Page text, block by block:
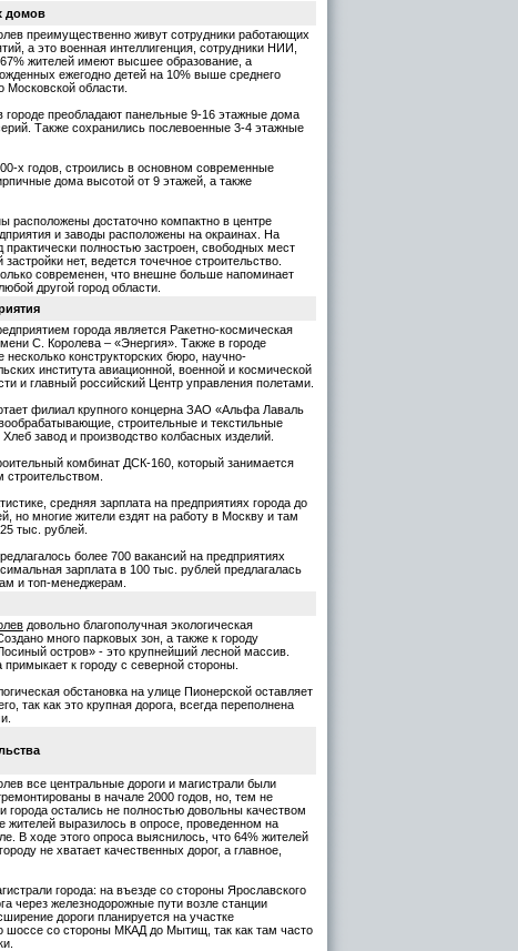
домов
преимущественно живут сотрудники работающих
а это военная интеллигенция, сотрудники НИИ,
жителей имеют высшее образование, а
ежегодно детей на 10% выше среднего
Московской области.
городе преобладают панельные 9-16 этажные дома
Также сохранились послевоенные 3-4 этажные
х годов, строились в основном современные
дома высотой от 9 этажей, а также
расположены достаточно компактно в центре
и заводы расположены на окраинах. На
практически полностью застроен, свободных мест
нет, ведется точечное строительство.
современен, что внешне больше напоминает
другой город области.
города является Ракетно-космическая
С. Королева – «Энергия». Также в городе
несколько конструкторских бюро, научно-
института авиационной, военной и космической
и главный российский Центр управления полетами.
филиал крупного концерна ЗАО «Альфа Лаваль
строительные и текстильные
завод и производство колбасных изделий.
комбинат ДСК-160, который занимается
средняя зарплата на предприятиях города до
но многие жители ездят на работу в Москву и там
тыс. рублей.
более 700 вакансий на предприятиях
зарплата в 100 тыс. рублей предлагалась
и топ-менеджерам.
довольно благополучная экологическая
много парковых зон, а также к городу
остров» - это крупнейший лесной массив.
примыкает к городу с северной стороны.
обстановка на улице Пионерской оставляет
так как это крупная дорога, всегда переполнена
все центральные дороги и магистрали были
в начале 2000 годов, но, тем не
города остались не полностью довольны качеством
жителей выразилось в опросе, проведенном на
В ходе этого опроса выяснилось, что 64% жителей
не хватает качественных дорог, а главное,
города: на въезде со стороны Ярославского
через железнодорожные пути возле станции
дороги планируется на участке
шоссе со стороны МКАД до Мытищ, так как там часто